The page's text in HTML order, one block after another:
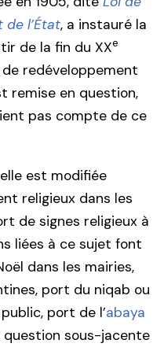
de l’État, a instauré la
de la fin du XXe
redéveloppement
remise en question,
pas compte de ce
est modifiée
religieux dans les
de signes religieux à
liées à ce sujet font
dans les mairies,
port du niqab ou
port de l’abaya
question sous-jacente